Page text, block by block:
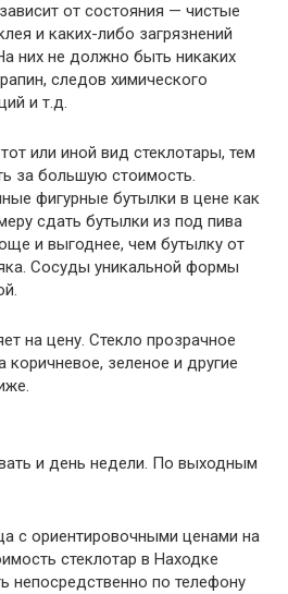
от состояния — чистые
и каких-либо загрязнений
них не должно быть никаких
следов химического
и т.д.
или иной вид стеклотары, тем
за большую стоимость.
фигурные бутылки в цене как
сдать бутылки из под пива
и выгоднее, чем бутылку от
Сосуды уникальной формы
на цену. Стекло прозрачное
зеленое и другие
и день недели. По выходным
с ориентировочными ценами на
стеклотар в Находке
непосредственно по телефону